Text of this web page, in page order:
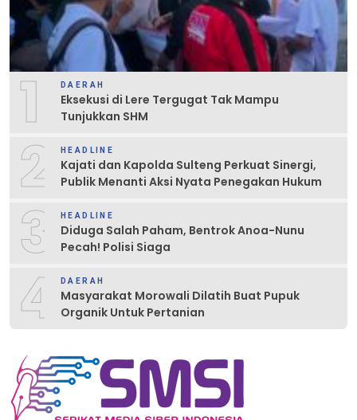
1 DAERAH
Eksekusi di Lere Tergugat Tak Mampu
Tunjukkan SHM
2 HEADLINE
Kajati dan Kapolda Sulteng Perkuat Sinergi,
Publik Menanti Aksi Nyata Penegakan Hukum
3 HEADLINE
Diduga Salah Paham, Bentrok Anoa-Nunu
Pecah! Polisi Siaga
4 DAERAH
Masyarakat Morowali Dilatih Buat Pupuk
Organik Untuk Pertanian